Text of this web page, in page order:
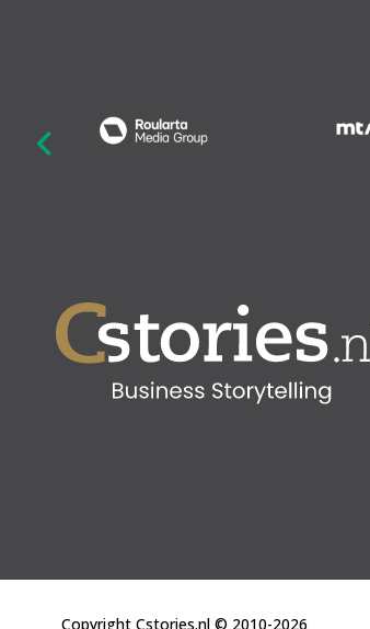
Copyright Cstories.nl © 2010-2026